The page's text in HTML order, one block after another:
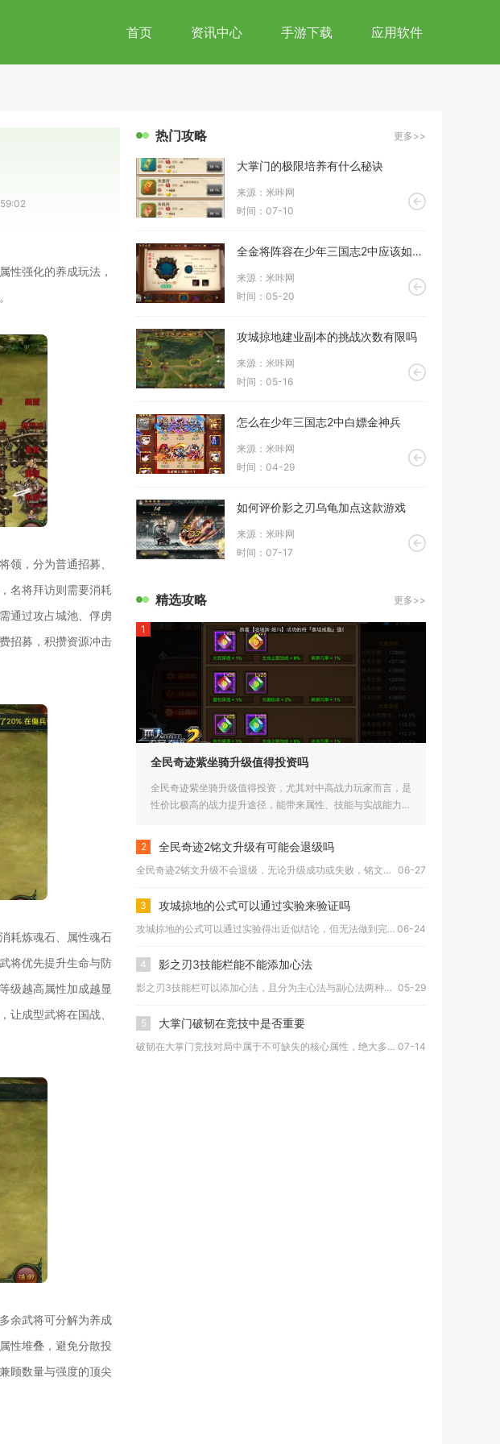
首页 资讯中心 手游下载 应用软件
性强化的养成玩法，
领，分为普通招募、
名将拜访则需要消耗
通过攻占城池、俘虏
招募，积攒资源冲击
耗炼魂石、属性魂石
将优先提升生命与防
级越高属性加成越显
让成型武将在国战、
余武将可分解为养成
性堆叠，避免分散投
顾数量与强度的顶尖
热门攻略 更多>>
大掌门的极限培养有什么秘诀
来源：米咔网
时间：07-10
全金将阵容在少年三国志2中应该如何调整和搭配
来源：米咔网
时间：05-20
攻城掠地建业副本的挑战次数有限吗
来源：米咔网
时间：05-16
怎么在少年三国志2中白嫖金神兵
来源：米咔网
时间：04-29
如何评价影之刃乌龟加点这款游戏
来源：米咔网
时间：07-17
精选攻略 更多>>
1
全民奇迹紫坐骑升级值得投资吗
全民奇迹紫坐骑升级值得投资，尤其对中高战力玩家而言，是
性价比极高的战力提升途径，能带来属性、技能与实战能力的
2 全民奇迹2铭文升级有可能会退级吗
全民奇迹2铭文升级不会退级，无论升级成功或失败，铭文当前等级... 06-27
3 攻城掠地的公式可以通过实验来验证吗
攻城掠地的公式可以通过实验得出近似结论，但无法做到完全精准复... 06-24
4 影之刃3技能栏能不能添加心法
影之刃3技能栏可以添加心法，且分为主心法与副心法两种添加形式... 05-29
5 大掌门破韧在竞技中是否重要
破韧在大掌门竞技对局中属于不可缺失的核心属性，绝大多数主流竞... 07-14